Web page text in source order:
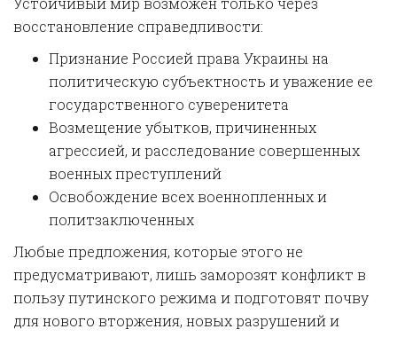
восстановление справедливости:
Признание Россией права Украины на
политическую субъектность и уважение ее
государственного суверенитета
Возмещение убытков, причиненных
агрессией, и расследование совершенных
военных преступлений
Освобождение всех военнопленных и
политзаключенных
Любые предложения, которые этого не
предусматривают, лишь заморозят конфликт в
пользу путинского режима и подготовят почву
для нового вторжения, новых разрушений и